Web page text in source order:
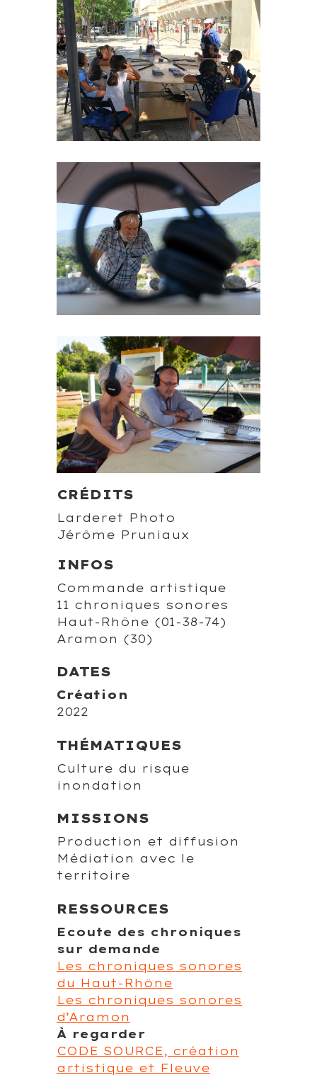
CRÉDITS
Larderet Photo
Jérôme Pruniaux
INFOS
Commande artistique
11 chroniques sonores
Haut-Rhône (01-38-74)
Aramon (30)
DATES
Création
2022
THÉMATIQUES
Culture du risque
inondation
MISSIONS
Production et diffusion
Médiation avec le
territoire
RESSOURCES
Ecoute des chroniques
sur demande
Les chroniques sonores
du Haut-Rhône
Les chroniques sonores
d’Aramon
À regarder
CODE SOURCE, création
artistique et Fleuve